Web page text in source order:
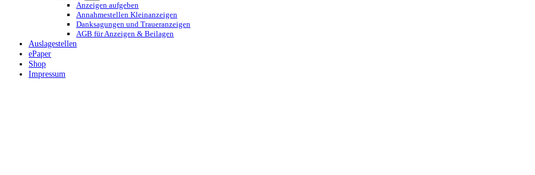
Anzeigen aufgeben
Annahmestellen Kleinanzeigen
Danksagungen und Traueranzeigen
AGB für Anzeigen & Beilagen
Auslagestellen
ePaper
Shop
Impressum